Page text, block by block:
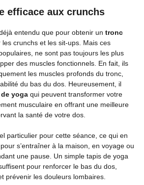
efficace aux crunchs
entendu que pour obtenir un tronc
les crunchs et les sit-ups. Mais ces
ne sont pas toujours les plus
des muscles fonctionnels. En fait, ils
les muscles profonds du tronc,
du bas du dos. Heureusement, il
yoga qui peuvent transformer votre
musculaire en offrant une meilleure
la santé de votre dos.
particulier pour cette séance, ce qui en
s’entraîner à la maison, en voyage ou
une pause. Un simple tapis de yoga
pour renforcer le bas du dos,
prévenir les douleurs lombaires.